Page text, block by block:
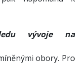
vývoje na
obory. Pro